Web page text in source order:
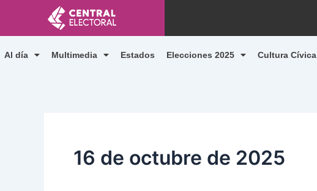
contenido
Al día Multimedia Estados Elecciones 2025 Cultura Cívica
16 de octubre de 2025